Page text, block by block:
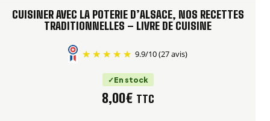
Petits biscuits de Noël
Springerle
Sablés de Noël
CUISINER AVEC LA POTERIE D’ALSACE, NOS RECETTES
TRADITIONNELLES – LIVRE DE CUISINE
9.9/10(27 avis)
En stock
8,00€ TTC